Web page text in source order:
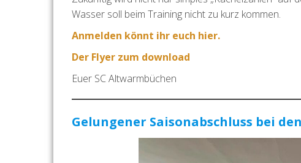
Wasser soll beim Training nicht zu kurz kommen.
Anmelden könnt ihr euch hier.
Der Flyer zum download
Euer SC Altwarmbüchen
Gelungener Saisonabschluss bei